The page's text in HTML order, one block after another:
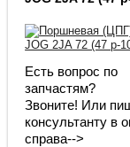
Есть вопрос по
запчастям?
Звоните! Или
консультанту в
справа-->